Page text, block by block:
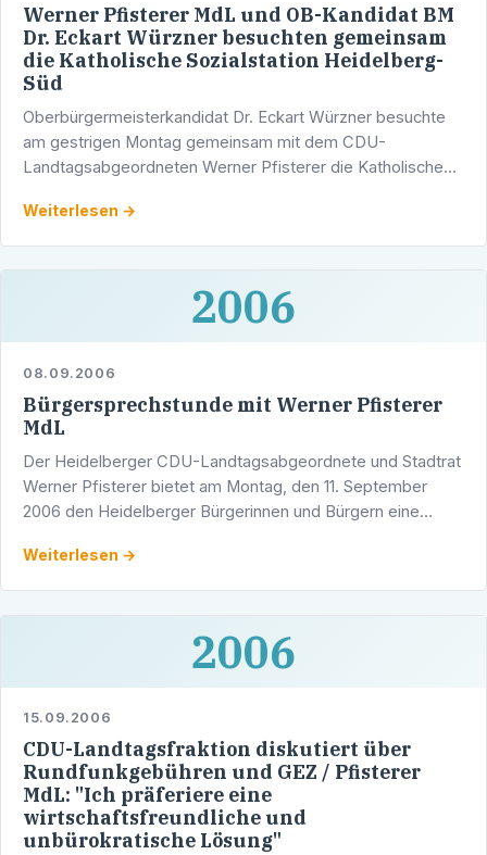
Werner Pfisterer MdL und OB-Kandidat BM
Dr. Eckart Würzner besuchten gemeinsam
die Katholische Sozialstation Heidelberg-
Süd
Oberbürgermeisterkandidat Dr. Eckart Würzner besuchte
am gestrigen Montag gemeinsam mit dem CDU-
Landtagsabgeordneten Werner Pfisterer die Katholische
des …
Weiterlesen →
2006
08.09.2006
Bürgersprechstunde mit Werner Pfisterer
MdL
Der Heidelberger CDU-Landtagsabgeordnete und Stadtrat
Werner Pfisterer bietet am Montag, den 11. September
2006 den Heidelberger Bürgerinnen und Bürgern eine
den …
Weiterlesen →
2006
15.09.2006
CDU-Landtagsfraktion diskutiert über
Rundfunkgebühren und GEZ / Pfisterer
MdL: "Ich präferiere eine
wirtschaftsfreundliche und
unbürokratische Lösung"